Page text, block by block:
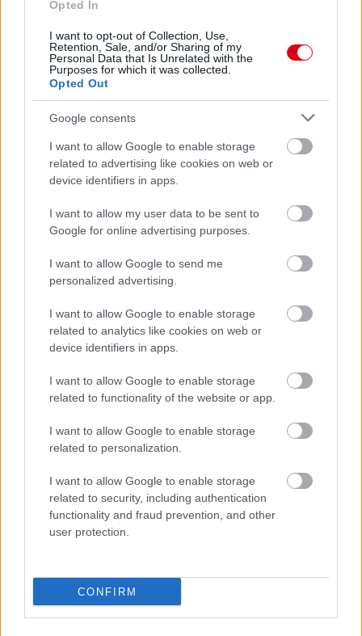
Opted In
I want to opt-out of Collection, Use,
Retention, Sale, and/or Sharing of my
Personal Data that Is Unrelated with the
Purposes for which it was collected.
Opted Out
Google consents
I want to allow Google to enable storage
related to advertising like cookies on web or
device identifiers in apps.
I want to allow my user data to be sent to
Google for online advertising purposes.
I want to allow Google to send me
personalized advertising.
I want to allow Google to enable storage
related to analytics like cookies on web or
device identifiers in apps.
I want to allow Google to enable storage
related to functionality of the website or app.
I want to allow Google to enable storage
related to personalization.
I want to allow Google to enable storage
related to security, including authentication
functionality and fraud prevention, and other
user protection.
CONFIRM
Meccs Center
Paris Saint-Germainvs
Manchester United
Nya Ullevi, Göteborg
2026-08-08 17:00